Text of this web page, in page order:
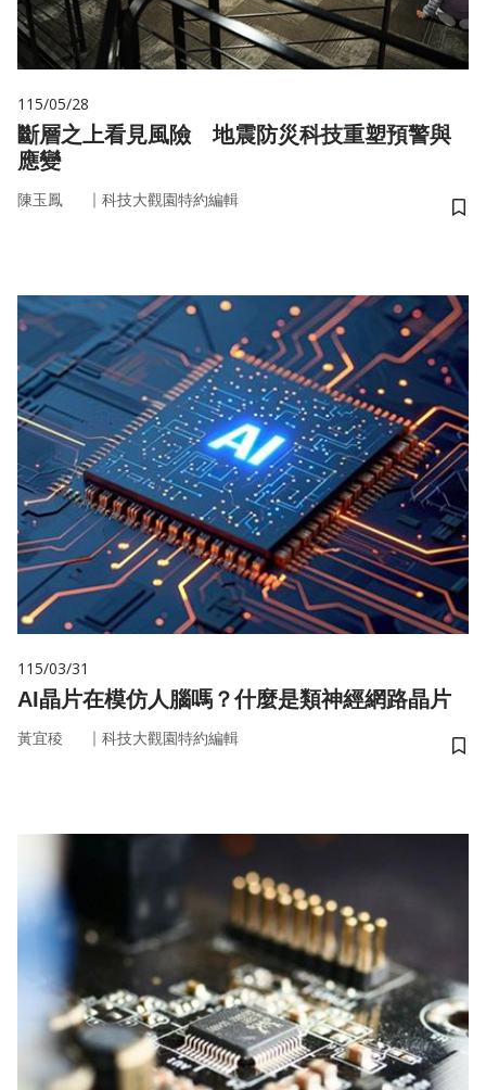
115/05/28
斷層之上看見風險 地震防災科技重塑預警與
應變
陳玉鳳 ｜ 科技大觀園特約編輯
儲
115/03/31
AI晶片在模仿人腦嗎？什麼是類神經網路晶片
黃宜稜 ｜ 科技大觀園特約編輯
儲